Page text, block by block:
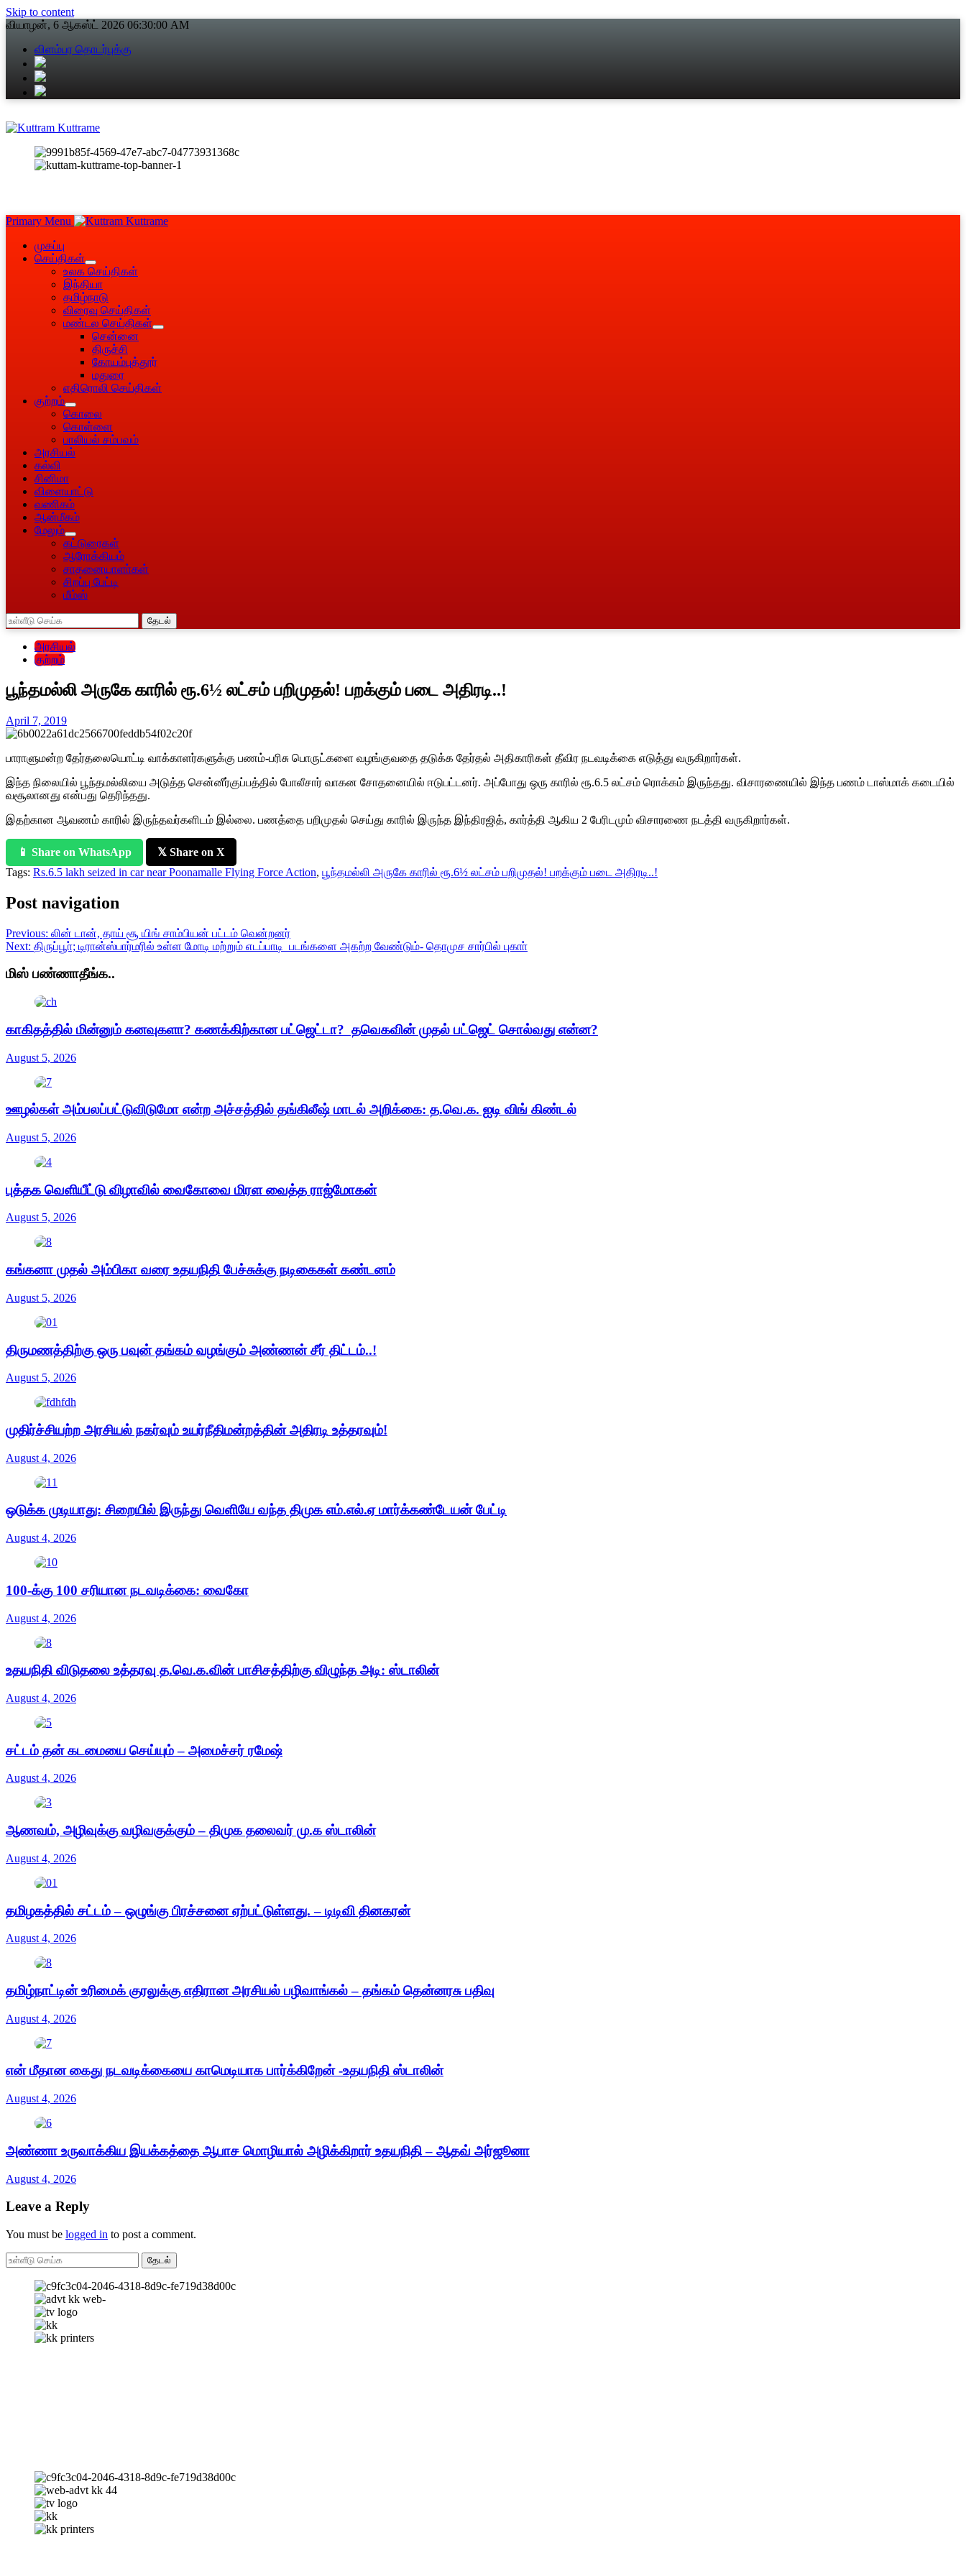
Skip to content
வியாழன், 6 ஆகஸ்ட் 2026 06:30:01 AM
விளம்பர தொடர்புக்கு
Primary Menu
முகப்பு
செய்திகள்
உலக செய்திகள்
இந்தியா
தமிழ்நாடு
விரைவு செய்திகள்
மண்டல செய்திகள்
சென்னை
திருச்சி
கோயம்புத்தூர்
மதுரை
எதிரொலி செய்திகள்
குற்றம்
கொலை
கொள்ளை
பாலியல் சம்பவம்
அரசியல்
கல்வி
சினிமா
விளையாட்டு
வணிகம்
ஆன்மீகம்
மேலும்
கட்டுரைகள்
ஆரோக்கியம்
சாதனையாளா்கள்
சிறப்பு பேட்டி
மீம்ஸ்
தேடல்
அரசியல்
குற்றம்
பூந்தமல்லி அருகே காரில் ரூ.6½ லட்சம் பறிமுதல்! பறக்கும் படை அதிரடி..!
April 7, 2019
பாராளுமன்ற தேர்தலையொட்டி வாக்காளர்களுக்கு பணம்-பரிசு பொருட்களை வழங்குவதை தடுக்க தேர்தல் அதிகாரிகள் தீவிர நடவடிக்கை எடுத்து வருகிறார்கள்.
இந்த நிலையில் பூந்தமல்லியை அடுத்த சென்னீர்குப்பத்தில் போலீசார் வாகன சோதனையில் ஈடுபட்டனர். அப்போது ஒரு காரில் ரூ.6.5 லட்சம் ரொக்கம் இருந்தது. விசாரணையில் இந்த பணம் டாஸ்மாக் கடையில்
வசூலானது என்பது தெரிந்தது.
இதற்கான ஆவணம் காரில் இருந்தவர்களிடம் இல்லை. பணத்தை பறிமுதல் செய்து காரில் இருந்த இந்திரஜித், கார்த்தி ஆகிய 2 பேரிடமும் விசாரணை நடத்தி வருகிறார்கள்.
📱 Share on WhatsApp
𝕏 Share on X
Tags: Rs.6.5 lakh seized in car near Poonamalle Flying Force Action, பூந்தமல்லி அருகே காரில் ரூ.6½ லட்சம் பறிமுதல்! பறக்கும் படை அதிரடி..!
Post navigation
Previous: லின் டான், தாய் சூ யிங் சாம்பியன் பட்டம் வென்றனர்
Next: திருப்பூா்; டிரான்ஸ்பார்மரில் உள்ள மோடி மற்றும் எடப்பாடி படங்களை அகற்ற வேண்டும்- தொமுச சார்பில் புகாா்
மிஸ் பண்ணாதீங்க..
காகிதத்தில் மின்னும் கனவுகளா? கணக்கிற்கான பட்ஜெட்டா? தவெகவின் முதல் பட்ஜெட் சொல்வது என்ன?
August 5, 2026
ஊழல்கள் அம்பலப்பட்டுவிடுமோ என்ற அச்சத்தில் தங்கிலீஷ் மாடல் அறிக்கை: த.வெ.க. ஐடி விங் கிண்டல்
August 5, 2026
புத்தக வெளியீட்டு விழாவில் வைகோவை மிரள வைத்த ராஜ்மோகன்
August 5, 2026
கங்கனா முதல் அம்பிகா வரை உதயநிதி பேச்சுக்கு நடிகைகள் கண்டனம்
August 5, 2026
திருமணத்திற்கு ஒரு பவுன் தங்கம் வழங்கும் அண்ணன் சீர் திட்டம்..!
August 5, 2026
முதிர்ச்சியற்ற அரசியல் நகர்வும் உயர்நீதிமன்றத்தின் அதிரடி உத்தரவும்!
August 4, 2026
ஒடுக்க முடியாது: சிறையில் இருந்து வெளியே வந்த திமுக எம்.எல்.ஏ மார்க்கண்டேயன் பேட்டி
August 4, 2026
100-க்கு 100 சரியான நடவடிக்கை: வைகோ
August 4, 2026
உதயநிதி விடுதலை உத்தரவு த.வெ.க.வின் பாசிசத்திற்கு விழுந்த அடி: ஸ்டாலின்
August 4, 2026
சட்டம் தன் கடமையை செய்யும் – அமைச்சர் ரமேஷ்
August 4, 2026
ஆணவம், அழிவுக்கு வழிவகுக்கும் – திமுக தலைவர் மு.க ஸ்டாலின்
August 4, 2026
தமிழகத்தில் சட்டம் – ஒழுங்கு பிரச்சனை ஏற்பட்டுள்ளது. – டிடிவி தினகரன்
August 4, 2026
தமிழ்நாட்டின் உரிமைக் குரலுக்கு எதிரான அரசியல் பழிவாங்கல் – தங்கம் தென்னரசு பதிவு
August 4, 2026
என் மீதான கைது நடவடிக்கையை காமெடியாக பார்க்கிறேன் -உதயநிதி ஸ்டாலின்
August 4, 2026
அண்ணா உருவாக்கிய இயக்கத்தை ஆபாச மொழியால் அழிக்கிறார் உதயநிதி – ஆதவ் அர்ஜூனா
August 4, 2026
Leave a Reply
You must be logged in to post a comment.
தேடல்